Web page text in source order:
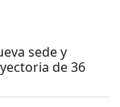
sede y
de 36